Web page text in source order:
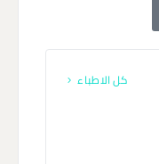
كل الاطباء